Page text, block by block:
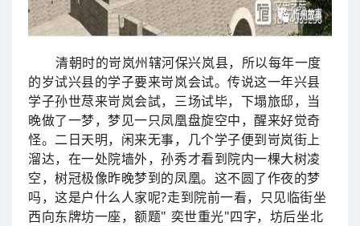
清朝时的岢岚州辖河保兴岚县，所以每年一度
的岁试兴县的学子要来岢岚会试。传说这一年兴县
学子孙世荩来岢岚会試，三场试毕，下塌旅邸，当
晚做了一梦，梦见一只凤凰盘旋空中，醒来好觉奇
怪。二日天明，闲来无事，几个学子便到岢岚街上
溜达，在一处院墙外，孙秀才看到院内一棵大树凌
空，树冠极像昨晚梦到的凤凰。这不圆了作夜的梦
吗，这是户什么人家呢?走到院前一看，只见临街坐
西向东牌坊一座，额题" 奕世重光"四字，坊后坐北